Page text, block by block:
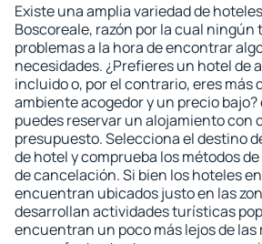
Existe una amplia variedad de
Boscoreale, razón por la cual
problemas a la hora de encontrar
necesidades. ¿Prefieres un hotel de
incluido o, por el contrario, eres más
ambiente acogedor y un precio
puedes reservar un alojamiento con
presupuesto. Selecciona el destino
de hotel y comprueba los métodos
de cancelación. Si bien los hoteles
encuentran ubicados justo en las
desarrollan actividades turísticas
encuentran un poco más lejos de